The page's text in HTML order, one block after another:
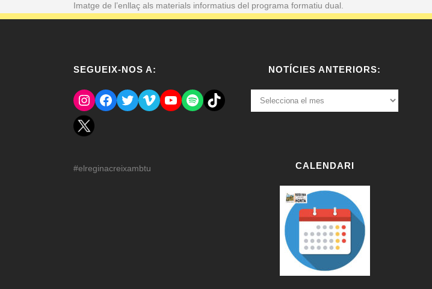
Imatge de l’enllaç als materials informatius del programa formatiu dual.
SEGUEIX-NOS A:
Instagram
Facebook
TwitterVimeoYouTube
SpotifyEl Tik Tok del Regina.
#elreginacreixambtu
NOTÍCIES ANTERIORS:
NOTÍCIES
ANTERIORS:
CALENDARI